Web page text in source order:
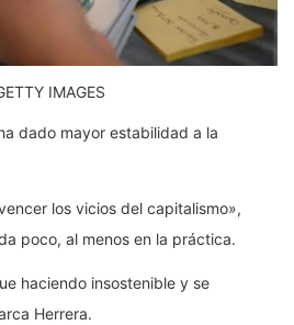
IMAGES
dado mayor estabilidad a la
los vicios del capitalismo»,
poco, al menos en la práctica.
haciendo insostenible y se
Herrera.